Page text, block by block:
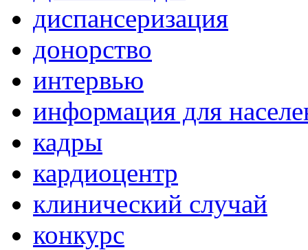
диспансеризация
донорство
интервью
информация для
кадры
кардиоцентр
клинический случай
конкурс